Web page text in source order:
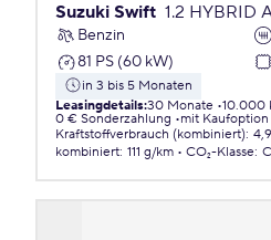
Suzuki Swift 1.2 HYBRID
Benzin
81 PS (60 kW)
in 3 bis 5 Monaten
Leasingdetails:30 Monate 10.000
0 € Sonderzahlung
mit Kaufoption
Kraftstoffverbrauch (kombiniert):
kombiniert: 111 g/km CO₂-Klasse: C